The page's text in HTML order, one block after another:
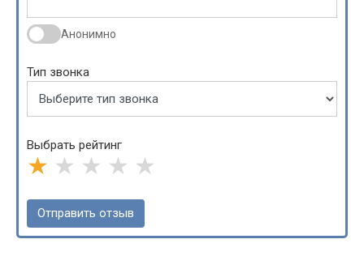
Анонимно
Тип звонка
Выбрать рейтинг
★ ★ ★ ★ ★